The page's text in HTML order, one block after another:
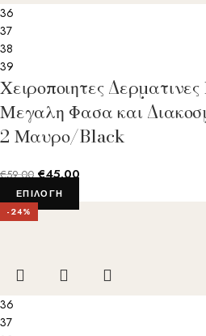
36
37
38
39
Χειροποιητες
Μεγαλη Φασα και
2 Μαυρο/Black
€59.00 €45.00
ΕΠΙΛΟΓΉ
-24%
36
37